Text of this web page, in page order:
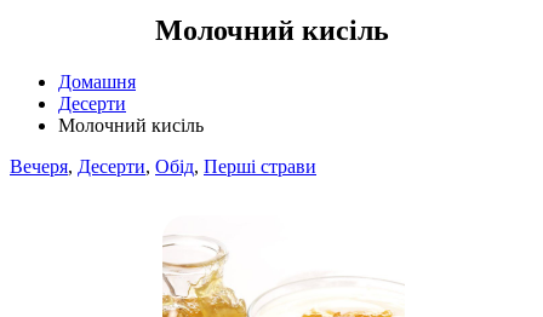
Молочний кисіль
Домашня
Десерти
Молочний кисіль
Вечеря, Десерти, Обід, Перші страви